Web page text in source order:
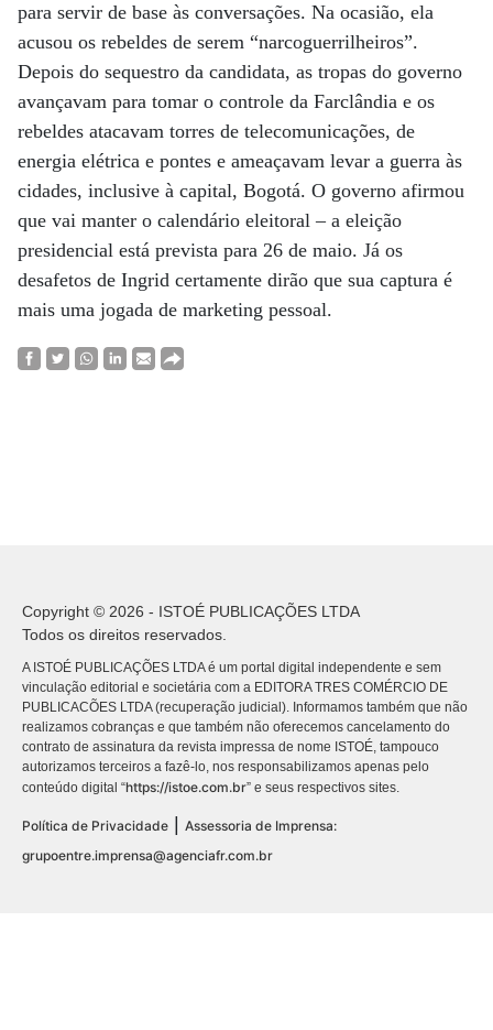
para servir de base às conversações. Na ocasião, ela
acusou os rebeldes de serem “narcoguerrilheiros”.
Depois do sequestro da candidata, as tropas do governo
avançavam para tomar o controle da Farclândia e os
rebeldes atacavam torres de telecomunicações, de
energia elétrica e pontes e ameaçavam levar a guerra às
cidades, inclusive à capital, Bogotá. O governo afirmou
que vai manter o calendário eleitoral – a eleição
presidencial está prevista para 26 de maio. Já os
desafetos de Ingrid certamente dirão que sua captura é
mais uma jogada de marketing pessoal.
Copyright © 2026 - ISTOÉ PUBLICAÇÕES LTDA
Todos os direitos reservados.
A ISTOÉ PUBLICAÇÕES LTDA é um portal digital independente e sem
vinculação editorial e societária com a EDITORA TRES COMÉRCIO DE
PUBLICACÕES LTDA (recuperação judicial). Informamos também que não
realizamos cobranças e que também não oferecemos cancelamento do
contrato de assinatura da revista impressa de nome ISTOÉ, tampouco
autorizamos terceiros a fazê-lo, nos responsabilizamos apenas pelo
conteúdo digital “https://istoe.com.br” e seus respectivos sites.
Política de Privacidade
Assessoria de Imprensa:
grupoentre.imprensa@agenciafr.com.br